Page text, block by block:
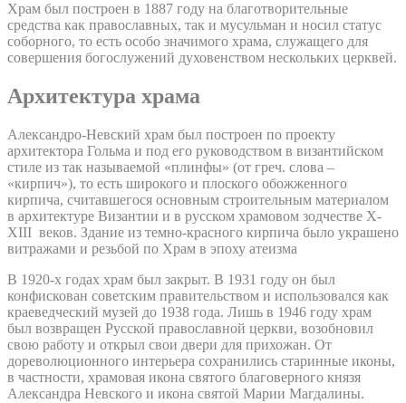
Храм был построен в 1887 году на благотворительные
средства как православных, так и мусульман и носил статус
соборного, то есть особо значимого храма, служащего для
совершения богослужений духовенством нескольких церквей.
Архитектура храма
Александро-Невский храм был построен по проекту
архитектора Гольма и под его руководством в византийском
стиле из так называемой «плинфы» (от греч. слова –
«кирпич»), то есть широкого и плоского обожженного
кирпича, считавшегося основным строительным материалом
в архитектуре Византии и в русском храмовом зодчестве X-
XIII веков. Здание из темно-красного кирпича было украшено
витражами и резьбой по Храм в эпоху атеизма
В 1920-х годах храм был закрыт. В 1931 году он был
конфискован советским правительством и использовался как
краеведческий музей до 1938 года. Лишь в 1946 году храм
был возвращен Русской православной церкви, возобновил
свою работу и открыл свои двери для прихожан. От
дореволюционного интерьера сохранились старинные иконы,
в частности, храмовая икона святого благоверного князя
Александра Невского и икона святой Марии Магдалины.